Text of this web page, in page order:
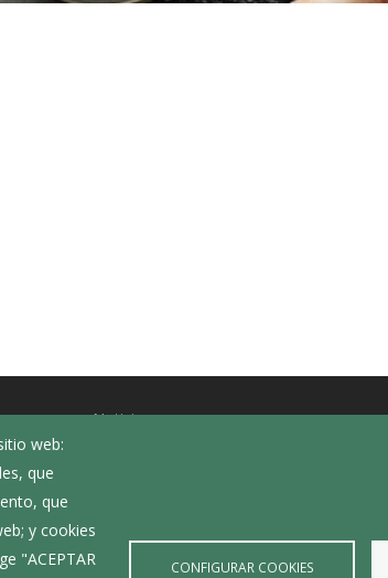
web:
que
que
y cookies
"ACEPTAR
CONFIGURAR COOKIES
Noticias
Corporación Municipal
Teléfonos de interés